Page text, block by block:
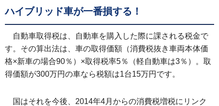
ハイブリッド車が一番損する！
自動車取得税は、自動車を購入した際に課される税金で
す。その算出法は、車の取得価額（消費税抜き車両本体価
格×新車の場合90％）×取得税率5％（軽自動車は3％）。取
得価額が300万円の車なら税額は1台15万円です。
国はそれを今後、2014年4月からの消費税増税にリンク